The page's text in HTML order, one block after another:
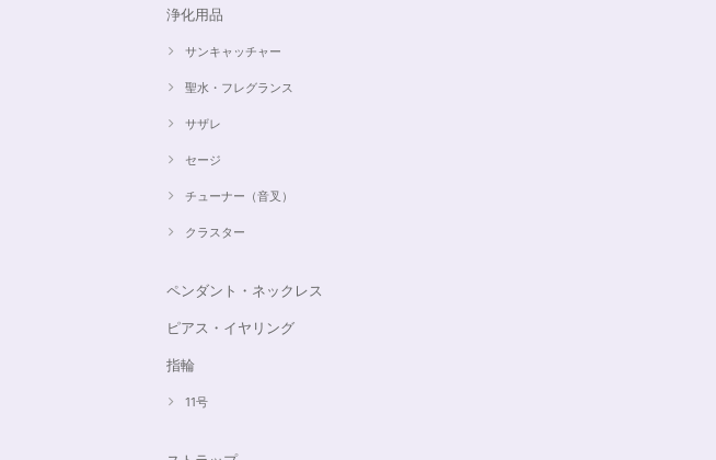
浄化用品
サンキャッチャー
聖水・フレグランス
サザレ
セージ
チューナー（音叉）
クラスター
ペンダント・ネックレス
ピアス・イヤリング
指輪
11号